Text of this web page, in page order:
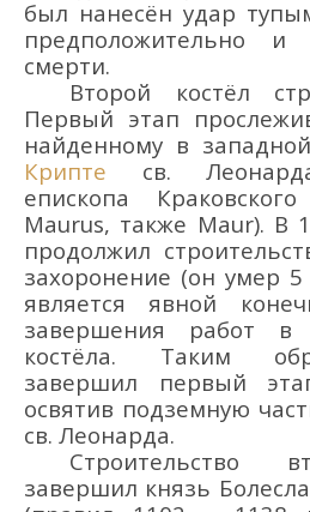
был нанесён удар
предположительно и
смерти.
Второй костёл
Первый этап
найденному в
Крипте св.
епископа
Maurus, также Maur). В
продолжил
захоронение (он умер 5
является явной
завершения работ в
костёла. Таким
завершил первый
освятив подземную
св. Леонарда.
Строительство
завершил князь